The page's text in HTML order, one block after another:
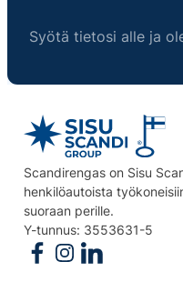
Syötä tietosi alle ja
Scandirengas on Sisu
henkilöautoista
suoraan perille.
Y-tunnus: 3553631-5
Follow us on
Follow us on
Follow us on